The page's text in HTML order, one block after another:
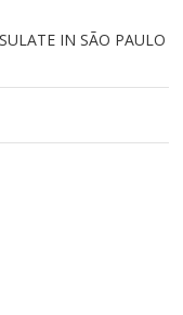
IN SÃO PAULO